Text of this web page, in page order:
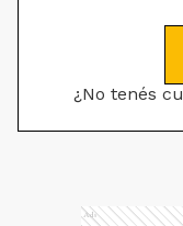
¿No tenés
Ads